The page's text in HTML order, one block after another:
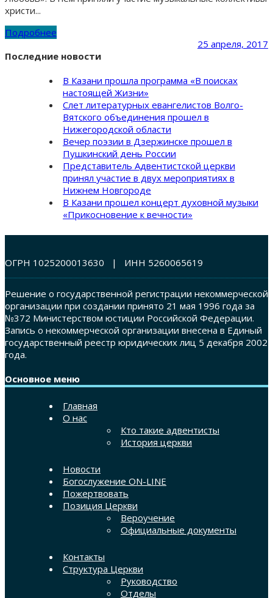
христи...
Подробнее
25 апреля, 2017
Последние новости
В Казани прошла программа «В поисках
настоящей Жизни»
Слет литературных евангелистов Волго-
Вятского объединения прошел в
Нижегородской области
Вечер поэзии в Дзержинске прошел в
Пушкинский день России
Представитель Адвентистской церкви
принял участие в двух мероприятиях в
Нижнем Новгороде
В Казани прошел концерт духовной музыки
«Прикосновение к вечности»
ОГРН 1025200013630 | ИНН 5260065619
Решение о государственной регистрации некоммерческой
организации при создании принято 21 мая 1996 года за
№372 Министерством юстиции Российской Федерации.
Запись о некоммерческой организации внесена в Единый
государственный реестр юридических лиц 5 декабря 2002
года.
Основное меню
Главная
О нас
Кто такие адвентисты
История церкви
Новости
Богослужение ON-LINE
Пожертвовать
Позиция Церкви
Вероучение
Официальные документы
Контакты
Структура Церкви
Руководство
Отделы